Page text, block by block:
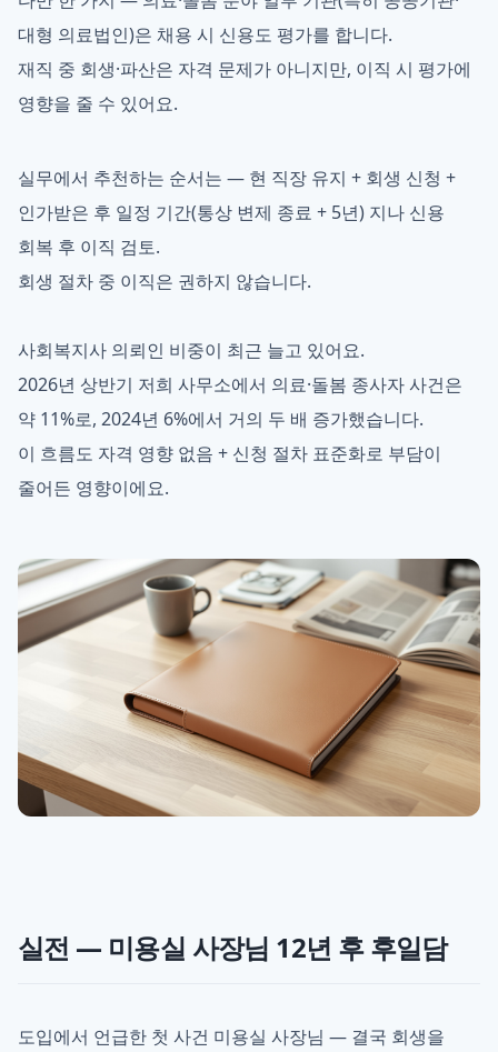
대형 의료법인)은 채용 시 신용도 평가를 합니다.
재직 중 회생·파산은 자격 문제가 아니지만, 이직 시 평가에
영향을 줄 수 있어요.
실무에서 추천하는 순서는 — 현 직장 유지 + 회생 신청 +
인가받은 후 일정 기간(통상 변제 종료 + 5년) 지나 신용
회복 후 이직 검토.
회생 절차 중 이직은 권하지 않습니다.
사회복지사 의뢰인 비중이 최근 늘고 있어요.
2026년 상반기 저희 사무소에서 의료·돌봄 종사자 사건은
약 11%로, 2024년 6%에서 거의 두 배 증가했습니다.
이 흐름도 자격 영향 없음 + 신청 절차 표준화로 부담이
줄어든 영향이에요.
실전 — 미용실 사장님 12년 후 후일담
도입에서 언급한 첫 사건 미용실 사장님 — 결국 회생을